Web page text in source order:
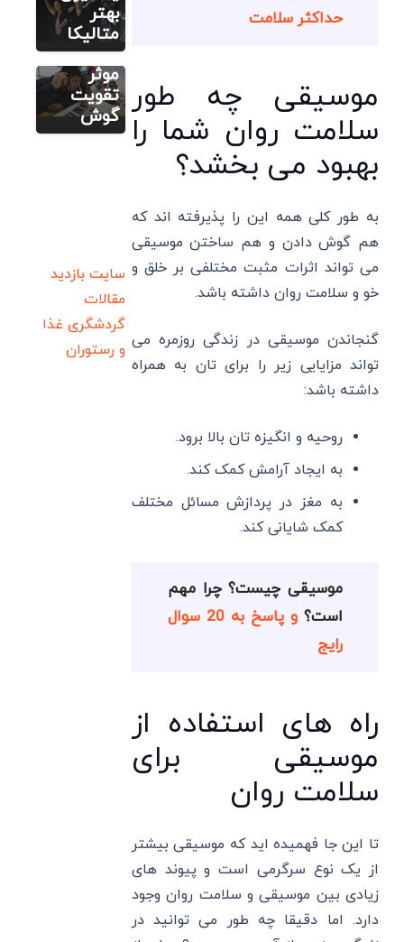
حداکثر سلامت
موسیقی چه طور
سلامت روان شما را
بهبود می بخشد؟
به طور کلی همه این را پذیرفته اند که
هم گوش دادن و هم ساختن موسیقی
می تواند اثرات مثبت مختلفی بر خلق و
خو و سلامت روان داشته باشد.
گنجاندن موسیقی در زندگی روزمره می
تواند مزایایی زیر را برای تان به همراه
داشته باشد:
روحیه و انگیزه تان بالا برود.
به ایجاد آرامش کمک کند.
به مغز در پردازش مسائل مختلف
کمک شایانی کند.
موسیقی چیست؟ چرا مهم
است؟
و پاسخ به 20 سوال
رایج
راه های استفاده از
موسیقی برای
سلامت روان
تا این جا فهمیده اید که موسیقی بیشتر
از یک نوع سرگرمی است و پیوند های
زیادی بین موسیقی و سلامت روان وجود
دارد. اما دقیقا چه طور می توانید در
بهتر
متالیکا
شنوایی
موسیقی:
7 تکنیک
موثر
تقویت
گوش
سایت بازدید
مقالات
گردشگری غذا
و رستوران